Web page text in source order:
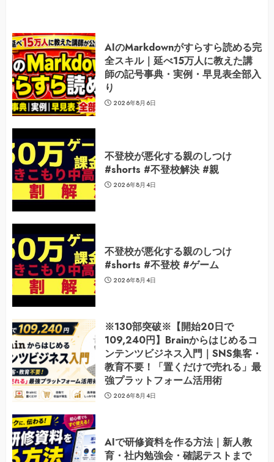
AIのMarkdownがすらすら読める完
全スキル｜延べ15万人に教えた講
師の記号事典・実例・早見表全部入
り
2026年8月6日
不登校が悪化する親のしつけ
#shorts #不登校解決 #親
2026年8月4日
不登校が悪化する親のしつけ
#shorts #不登校 #ゲーム
2026年8月4日
※130部突破※【開始20日で
109,240円】Brainからはじめるコ
ンテンツビジネス入門｜SNS集客・
教育不要！「置くだけで売れる」最
強プラットフォーム活用術
2026年8月4日
AIで研修資料を作る方法｜新人教
育・社内勉強会・確認テストまで